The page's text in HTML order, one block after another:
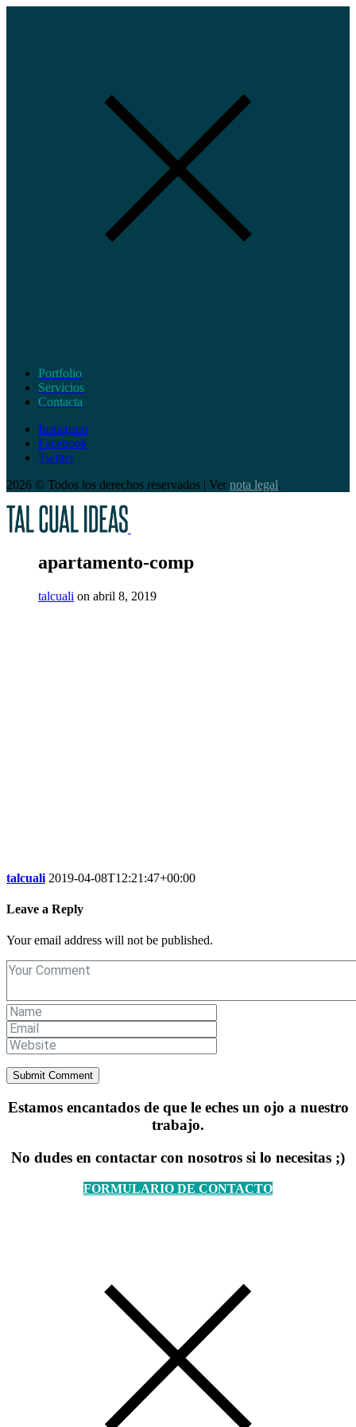
Portfolio
Servicios
Contacta
Instagram
Facebook
Twitter
2026 © Todos los derechos reservados | Ver nota legal.
apartamento-comp
talcuali on abril 8, 2019
talcuali 2019-04-08T12:21:47+00:00
Leave a Reply
Your email address will not be published.
Estamos encantados de que le eches un ojo a nuestro
trabajo.
No dudes en contactar con nosotros si lo necesitas ;)
FORMULARIO DE CONTACTO